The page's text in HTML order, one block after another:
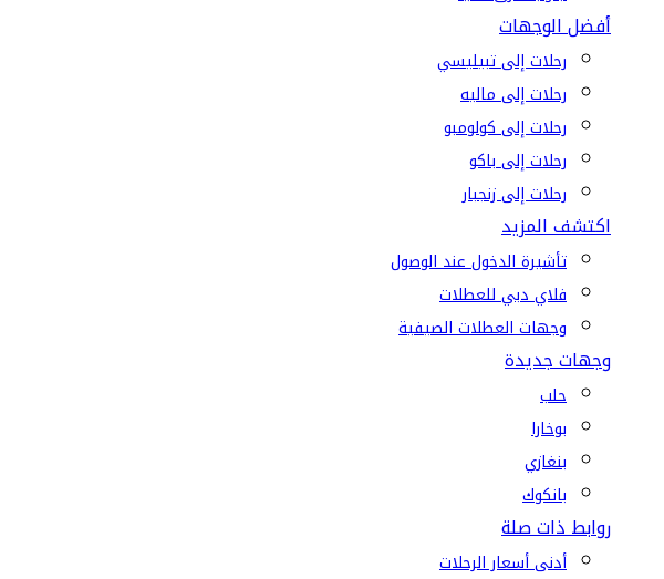
أفضل الوجهات
رحلات إلى تبيليسي
رحلات إلى ماليه
رحلات إلى كولومبو
رحلات إلى باكو
رحلات إلى زنجبار
اكتشف المزيد
تأشيرة الدخول عند الوصول
فلاي دبي للعطلات
وجهات العطلات الصيفية
وجهات جديدة
حلب
بوخارا
بنغازي
بانكوك
روابط ذات صلة
أدنى أسعار الرحلات